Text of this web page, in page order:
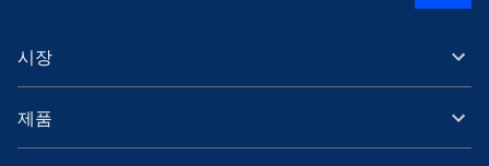
시장
제품